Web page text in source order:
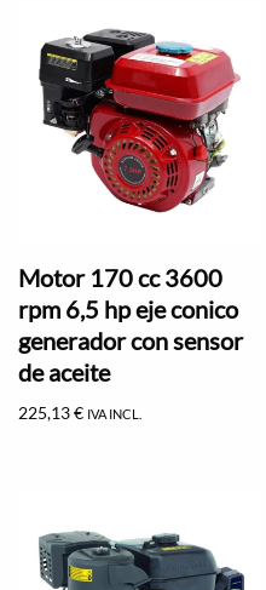
Motor 170 cc 3600
rpm 6,5 hp eje conico
generador con sensor
de aceite
225,13€ IVA INCL.